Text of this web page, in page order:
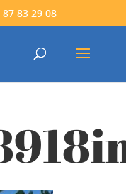
83 29 08